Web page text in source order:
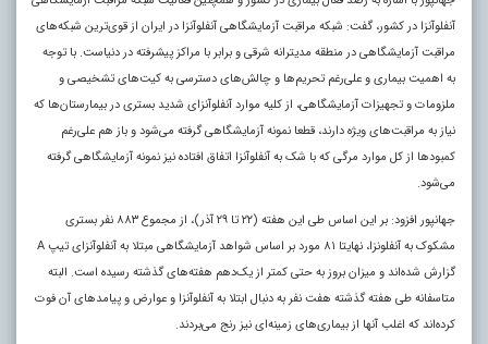
آنفلوآنزا در کشور، گفت: شبکه مراقبت آزمایشگاهی آنفلوآنزا در ایران از قوی‌ترین شبکه‌های
مراقبت آزمایشگاهی در منطقه مدیترانه شرقی و برابر با مراکز پیشرفته در دنیاست. با توجه
به اهمیت بیماری و علی‌رغم تحریم‌ها و چالش‌های دسترسی به کیت‌های تشخیصی و
ملزومات و تجهیزات آزمایشگاهی، از کلیه موارد آنفلوآنزای شدید بستری در بیمارستان‌ها که
نیاز به مراقبت‌های ویژه دارند، قطعا نمونه آزمایشگاهی گرفته می‌شود و باز هم علی‌رغم
کمبودها از کل موارد مرگی که با شک به آنفلوآنزا اتفاق افتاده نیز نمونه آزمایشگاهی گرفته
می‌شود.
جهانپور افزود: بر این اساس طی این هفته (۲۲ تا ۲۹ آذر)، از مجموع ۸۸۳ نفر بستری
مشکوک به آنفلونزا، نهایتا ۸۱ مورد بر اساس شواهد آزمایشگاهی مبتلا به آنفلوآنزای تیپ A
گزارش شده‌اند و میزان بروز به حتی کمتر از یک‌دهم هفته‌های گذشته رسیده است. البته
متاسفانه طی هفته گذشته هفت نفر به دنبال ابتلا به آنفلوآنزا و عوارض و پیامدهای آن فوت
کرده‌اند که اغلب آنها از بیماری‌های زمینه‌ای نیز رنج می‌بردند.